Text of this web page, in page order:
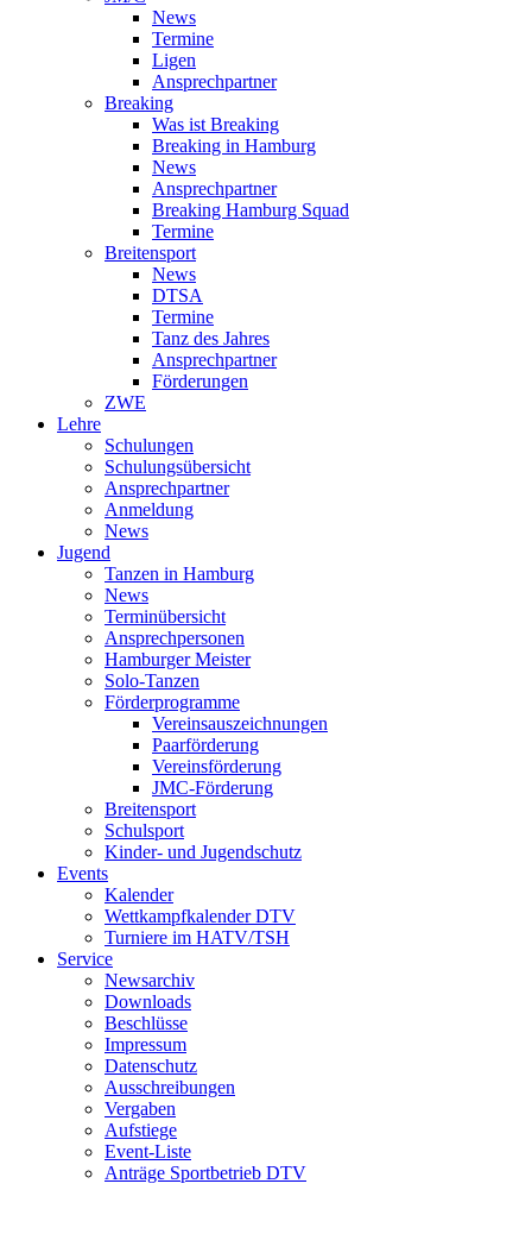
News
Termine
Ligen
Ansprechpartner
Breaking
Was ist Breaking
Breaking in Hamburg
News
Ansprechpartner
Breaking Hamburg Squad
Termine
Breitensport
News
DTSA
Termine
Tanz des Jahres
Ansprechpartner
Förderungen
ZWE
Lehre
Schulungen
Schulungsübersicht
Ansprechpartner
Anmeldung
News
Jugend
Tanzen in Hamburg
News
Terminübersicht
Ansprechpersonen
Hamburger Meister
Solo-Tanzen
Förderprogramme
Vereinsauszeichnungen
Paarförderung
Vereinsförderung
JMC-Förderung
Breitensport
Schulsport
Kinder- und Jugendschutz
Events
Kalender
Wettkampfkalender DTV
Turniere im HATV/TSH
Service
Newsarchiv
Downloads
Beschlüsse
Impressum
Datenschutz
Ausschreibungen
Vergaben
Aufstiege
Event-Liste
Anträge Sportbetrieb DTV